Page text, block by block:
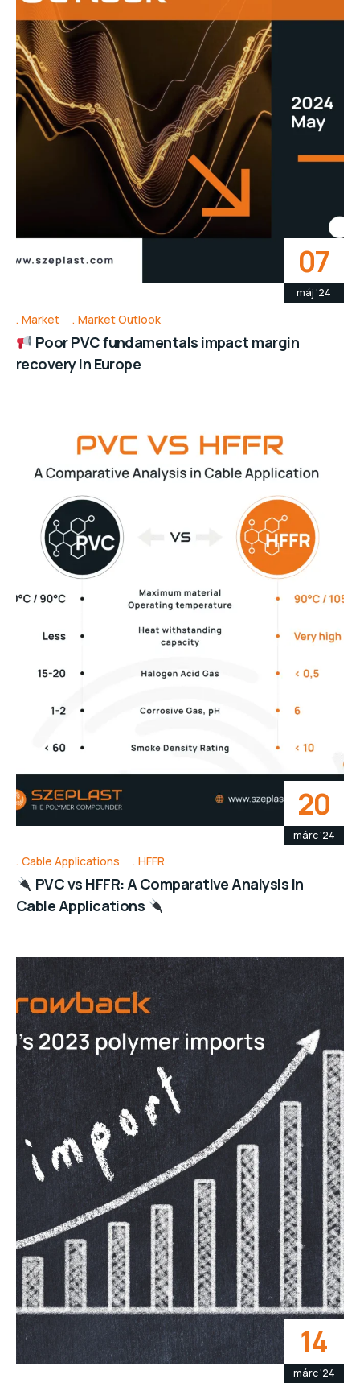
07
máj '24
Market Market Outlook
Poor PVC fundamentals impact margin
recovery in Europe
20
márc '24
Cable Applications HFFR
PVC vs HFFR: A Comparative Analysis in
Cable Applications
14
márc '24